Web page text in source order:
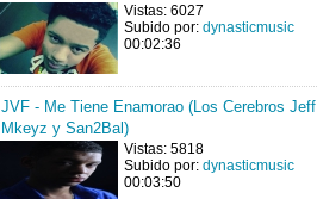
Vistas: 6027
Subido por: dynasticmusic
00:02:36
JVF - Me Tiene Enamorao (Los Cerebros Jeff
Mkeyz y San2Bal)
Vistas: 5818
Subido por: dynasticmusic
00:03:50